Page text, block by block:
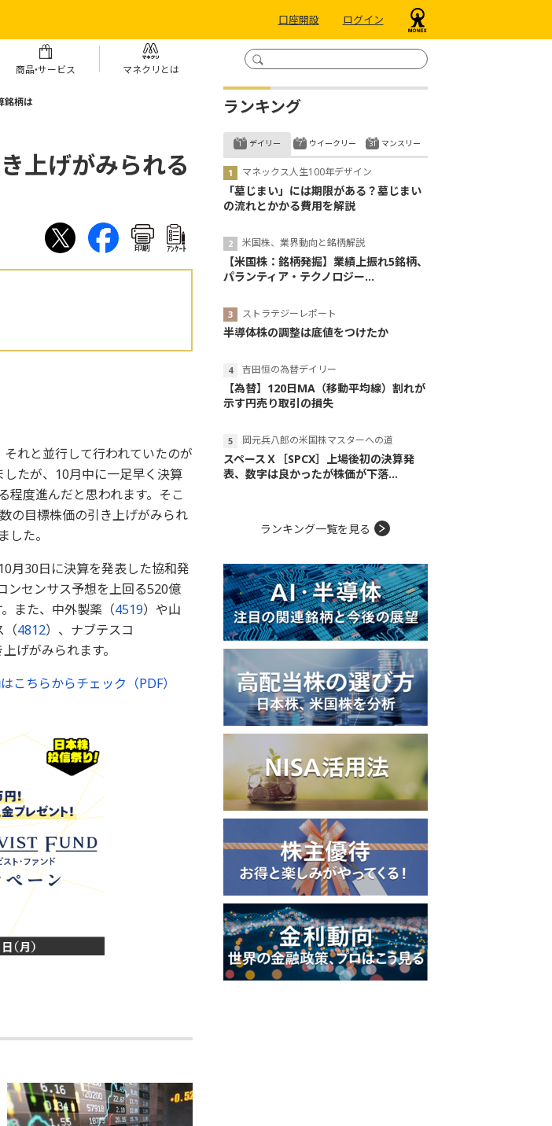
口座開設 ログイン
商品・サービス マネクリとは
銘柄は
上げがみられる
印刷 ｱﾝｹｰﾄ
れと並行して行われていたのが
たが、10月中に一足早く決算
程度進んだと思われます。そこ
の目標株価の引き上げがみられ
た。
月30日に決算を発表した協和発
ンセンサス予想を上回る520億
また、中外製薬（4519）や山
（4812）、ナブテスコ
げがみられます。
ちらからチェック（PDF）
ランキング
デイリー
マネックス人生100年デザイン
「墓じまい」には期限がある？墓じまい
の流れとかかる費用を解説
米国株、業界動向と銘柄解説
【米国株：銘柄発掘】業績上振れ5銘柄、
パランティア・テクノロジー...
ストラテジーレポート
半導体株の調整は底値をつけたか
吉田恒の為替デイリー
【為替】120日MA（移動平均線）割れが
示す円売り取引の損失
岡元兵八郎の米国株マスターへの道
スペースＸ［SPCX］上場後初の決算発
表、数字は良かったが株価が下落...
ウイークリー マンスリー
ランキング一覧を見る